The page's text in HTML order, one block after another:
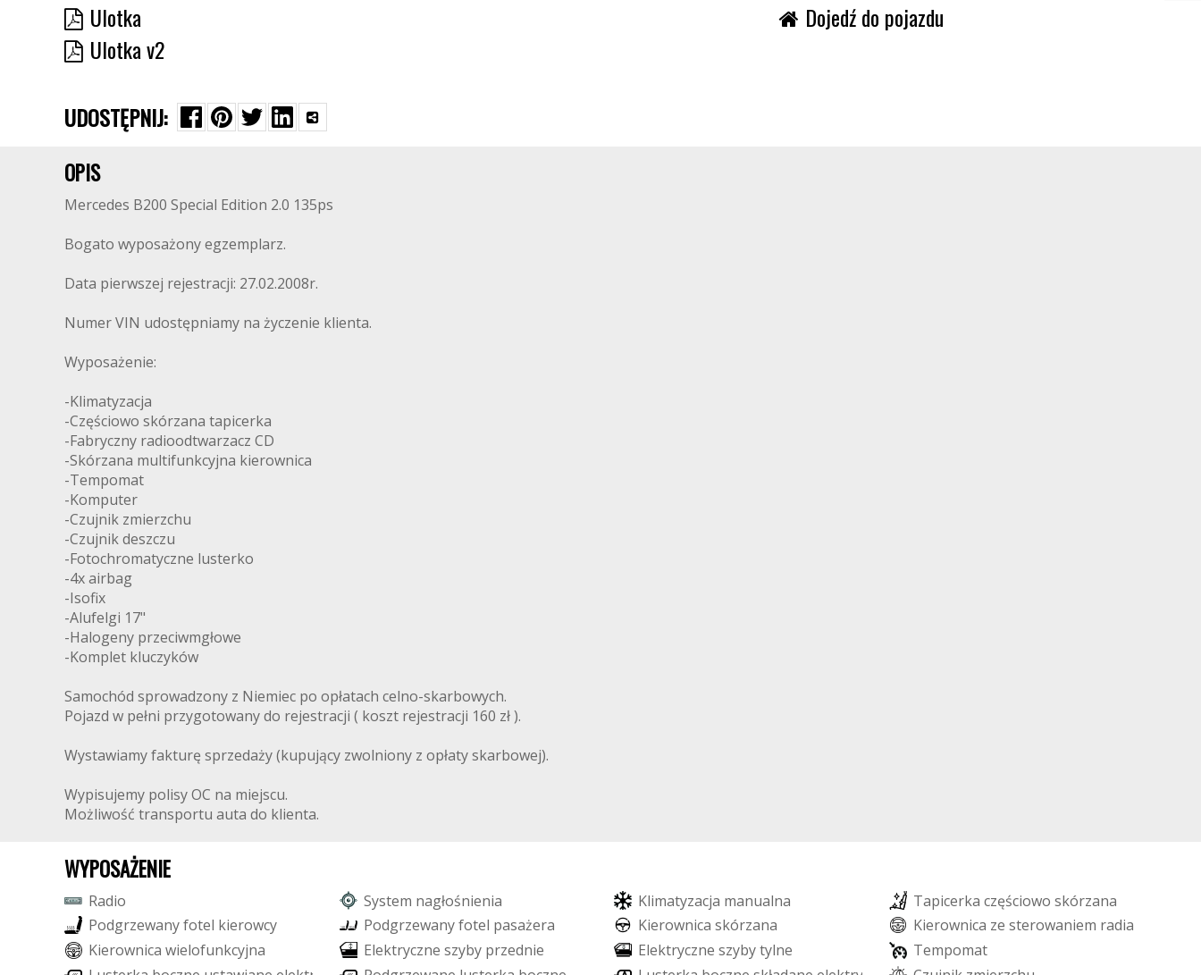
Ulotka
Ulotka v2
Dojedź do pojazdu
UDOSTĘPNIJ:
OPIS
Mercedes B200 Special Edition 2.0 135ps
Bogato wyposażony egzemplarz.
Data pierwszej rejestracji: 27.02.2008r.
Numer VIN udostępniamy na życzenie klienta.
Wyposażenie:
-Klimatyzacja
-Częściowo skórzana tapicerka
-Fabryczny radioodtwarzacz CD
-Skórzana multifunkcyjna kierownica
-Tempomat
-Komputer
-Czujnik zmierzchu
-Czujnik deszczu
-Fotochromatyczne lusterko
-4x airbag
-Isofix
-Alufelgi 17"
-Halogeny przeciwmgłowe
-Komplet kluczyków
Samochód sprowadzony z Niemiec po opłatach celno-skarbowych.
Pojazd w pełni przygotowany do rejestracji ( koszt rejestracji 160 zł ).
Wystawiamy fakturę sprzedaży (kupujący zwolniony z opłaty skarbowej).
Wypisujemy polisy OC na miejscu.
Możliwość transportu auta do klienta.
WYPOSAŻENIE
Radio System nagłośnienia Klimatyzacja manualna Tapicerka częściowo skórzana
Podgrzewanyfotel kierowcy Podgrzewany fotel pasażera Kierownica skórzana Kierownica ze sterowaniem radia
Kierownica wielofunkcyjna Elektryczne szyby przednie Elektryczne szybytylne Tempomat